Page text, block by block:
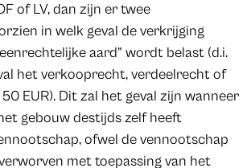
of LV, dan zijn er twee
in welk geval de verkrijging
aard” wordt belast (d.i.
het verkooprecht, verdeelrecht of
EUR). Dit zal het geval zijn wanneer
gebouw destijds zelf heeft
ofwel de vennootschap
met toepassing van het